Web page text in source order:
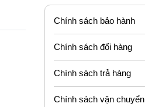
Chính sách bảo hành
Chính sách đổi hàng
Chính sách trả hàng
Chính sách vận chuyển